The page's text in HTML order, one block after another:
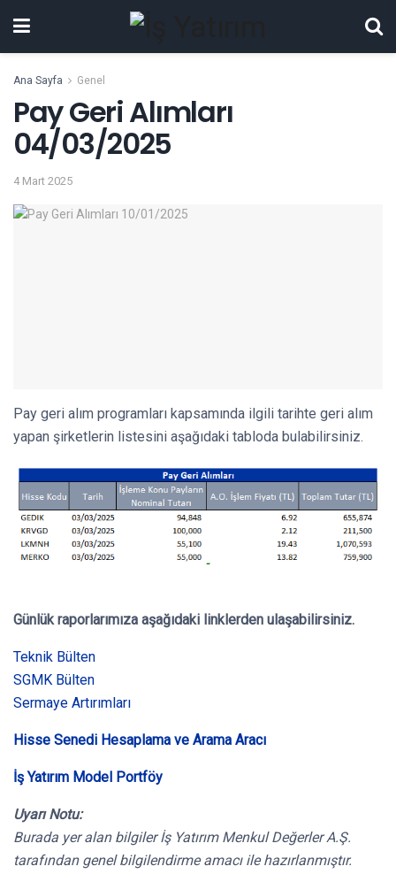
Ana Sayfa Genel
Pay Geri Alımları
04/03/2025
4 Mart 2025
Pay geri alım programları kapsamında ilgili tarihte geri alım
yapan şirketlerin listesini aşağıdaki tabloda bulabilirsiniz.
Günlük raporlarımıza aşağıdaki linklerden ulaşabilirsiniz.
Teknik Bülten
SGMK Bülten
Sermaye Artırımları
Hisse Senedi Hesaplama ve Arama Aracı
İş Yatırım Model Portföy
Uyarı Notu:
Burada yer alan bilgiler İş Yatırım Menkul Değerler A.Ş.
tarafından genel bilgilendirme amacı ile hazırlanmıştır.